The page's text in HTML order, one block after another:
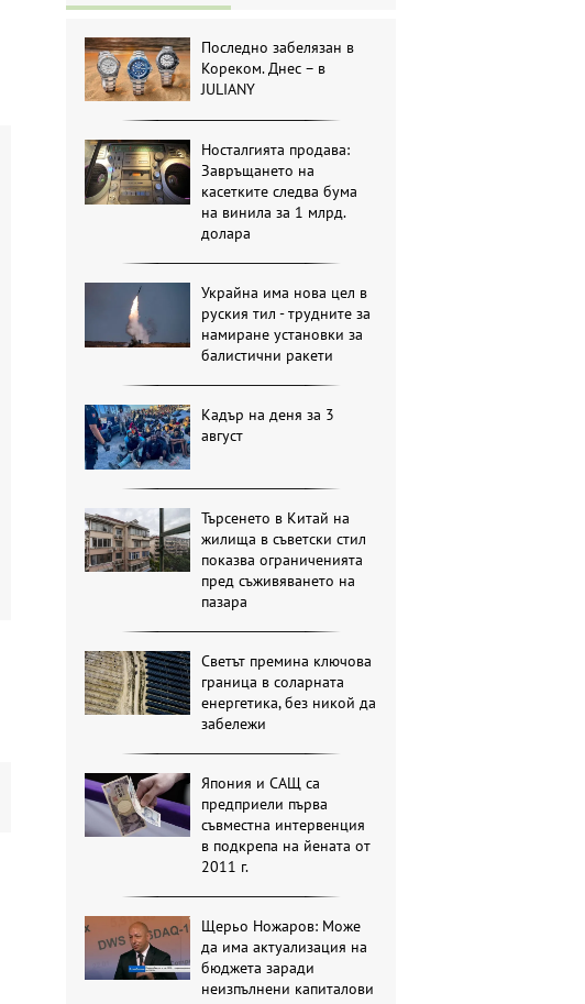
Последно забелязан в
Кореком. Днес – в
JULIANY
Носталгията продава:
Завръщането на
касетките следва бума
на винила за 1 млрд.
долара
Украйна има нова цел в
руския тил - трудните за
намиране установки за
балистични ракети
Кадър на деня за 3
август
Търсенето в Китай на
жилища в съветски стил
показва ограниченията
пред съживяването на
пазара
Светът премина ключова
граница в соларната
енергетика, без никой да
забележи
Япония и САЩ са
предприели първа
съвместна интервенция
в подкрепа на йената от
2011 г.
Щерьо Ножаров: Може
да има актуализация на
бюджета заради
неизпълнени капиталови